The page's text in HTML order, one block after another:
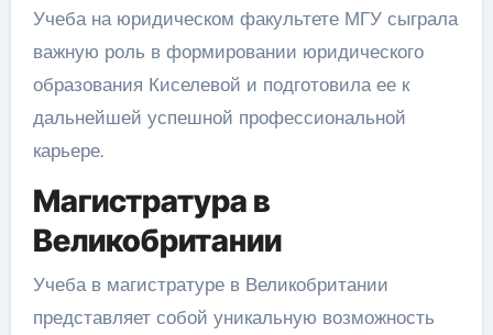
Учеба на юридическом факультете МГУ сыграла
важную роль в формировании юридического
образования Киселевой и подготовила ее к
дальнейшей успешной профессиональной
карьере.
Магистратура в
Великобритании
Учеба в магистратуре в Великобритании
представляет собой уникальную возможность